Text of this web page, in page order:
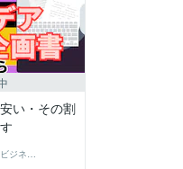
い・その割
嶋新矢◆迅速で多彩なビジネスサポート◆